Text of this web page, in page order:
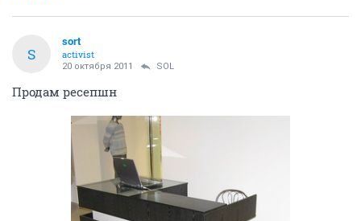
S
sort
activist
20 октября 2011 SOL
Продам ресепшн